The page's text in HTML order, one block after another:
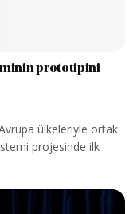
prototipini
ülkeleriyle ortak
projesinde ilk